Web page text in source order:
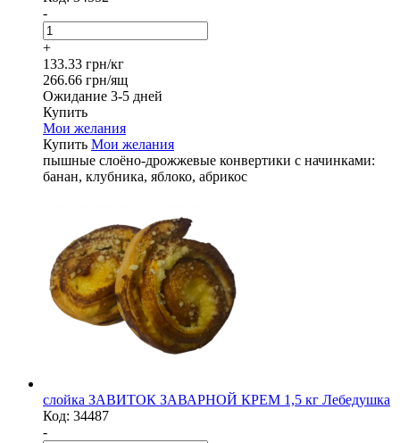
-
+
133.33 грн/кг
266.66 грн/ящ
Ожидание 3-5 дней
Купить
Мои желания
Купить Мои желания
пышные слоёно-дрожжевые конвертики с начинками:
банан, клубника, яблоко, абрикос
слойка ЗАВИТОК ЗАВАРНОЙ КРЕМ 1,5 кг Лебедушка
Код: 34487
-